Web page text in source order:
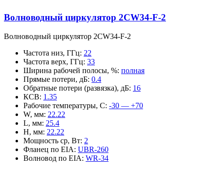
Волноводный циркулятор 2CW34-F-2
Волноводный циркулятор 2CW34-F-2
Частота низ, ГГц: 22
Частота верх, ГГц: 33
Ширина рабочей полосы, %: полная
Прямые потери, дБ: 0.4
Обратные потери (развязка), дБ: 16
КСВ: 1.35
Рабочие температуры, С: -30 — +70
W, мм: 22.22
L, мм: 25.4
H, мм: 22.22
Мощность ср, Вт: 2
Фланец по EIA: UBR-260
Волновод по EIA: WR-34